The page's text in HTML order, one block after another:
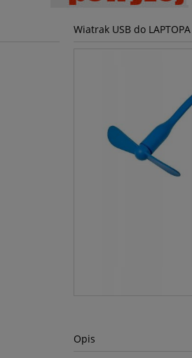
Wiatrak USB do LAPTOPA
Opis